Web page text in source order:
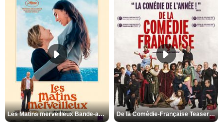
Les Matins merveilleux Bande-annonce VF De la Comédie-Française Teaser VF